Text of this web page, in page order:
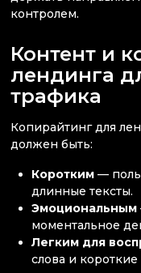
контролем.
Контент и
лендинга
трафика
Копирайтинг для
должен быть:
Коротким —
длинные тексты.
Эмоциональным
моментальное
Легким для
слова и